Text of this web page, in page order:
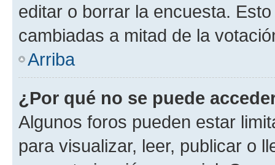
editar o borrar la encuesta.
cambiadas a mitad de la
Arriba
¿Por qué no se puede
Algunos foros pueden estar
para visualizar, leer, publicar o